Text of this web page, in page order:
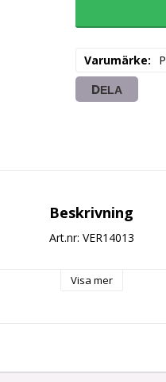
Varumärke
DELA
Beskrivning
Art.nr: VER14013
Visa mer